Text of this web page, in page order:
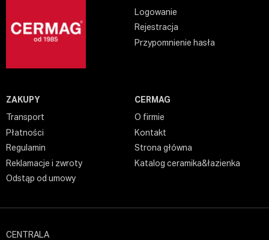
Logowanie
Rejestracja
Przypomnienie hasła
ZAKUPY
Transport
Płatności
Regulamin
Reklamacje i zwroty
Odstąp od umowy
CERMAG
O firmie
Kontakt
Strona główna
Katalog ceramika&łazienka
CENTRALA